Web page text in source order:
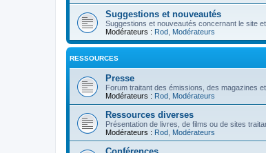
Suggestions et nouveautés
Suggestions et nouveautés concernant le site
Modérateurs : Rod Modérateurs
RESSOURCES
Presse
Forum traitant des émissions, des magazines
Modérateurs : Rod Modérateurs
Ressources diverses
Présentation de livres, de films ou de sites
Modérateurs : Rod Modérateurs